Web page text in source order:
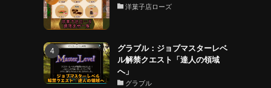
洋菓子店ローズ
グラブル：ジョブマスターレベ
ル解禁クエスト「達人の領域
へ」
グラブル